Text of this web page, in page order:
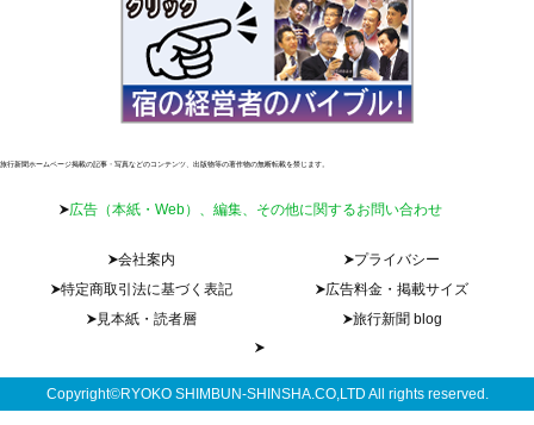
旅行新聞ホームページ掲載の記事・写真などのコンテンツ、出版物等の著作物の無断転載を禁じます。
広告（本紙・Web）、編集、その他に関するお問い合わせ
会社案内
プライバシー
特定商取引法に基づく表記
広告料金・掲載サイズ
見本紙・読者層
旅行新聞 blog
Copyright©RYOKO SHIMBUN-SHINSHA.CO,LTD All rights reserved.